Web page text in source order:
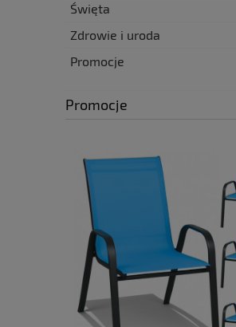
Święta
Zdrowie i uroda
Promocje
Promocje